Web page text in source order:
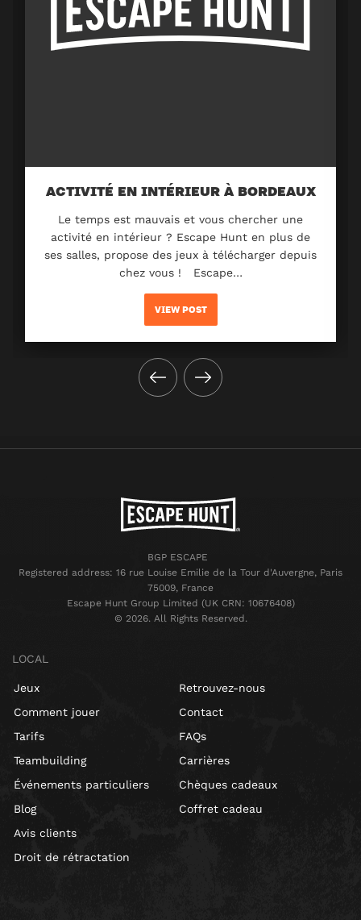
ACTIVITÉ EN INTÉRIEUR À BORDEAUX
Le temps est mauvais et vous chercher une
activité en intérieur ? Escape Hunt en plus de
ses salles, propose des jeux à télécharger depuis
chez vous ! Escape…
VIEW POST
BGP ESCAPE
Registered address: 16 rue Louise Emilie de la Tour d'Auvergne, Paris
75009, France
Escape Hunt Group Limited (UK CRN: 10676408)
©️ 2026. All Rights Reserved.
LOCAL
Jeux
Comment jouer
Tarifs
Teambuilding
Événements particuliers
Blog
Avis clients
Droit de rétractation
Retrouvez-nous
Contact
FAQs
Carrières
Chèques cadeaux
Coffret cadeau